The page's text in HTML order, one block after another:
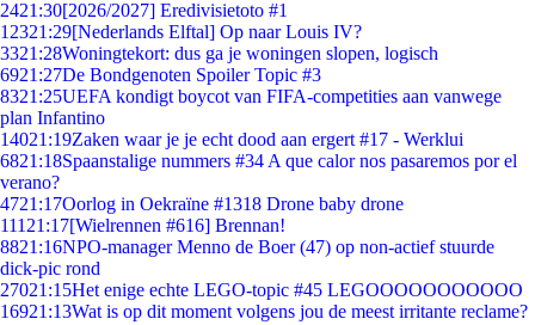
2421:30[2026/2027] Eredivisietoto #1
12321:29[Nederlands Elftal] Op naar Louis IV?
3321:28Woningtekort: dus ga je woningen slopen, logisch
6921:27De Bondgenoten Spoiler Topic #3
8321:25UEFA kondigt boycot van FIFA-competities aan vanwege
plan Infantino
14021:19Zaken waar je je echt dood aan ergert #17 - Werklui
6821:18Spaanstalige nummers #34 A que calor nos pasaremos por el
verano?
4721:17Oorlog in Oekraïne #1318 Drone baby drone
111 21:17[Wielrennen #616] Brennan!
8821:16NPO-manager Menno de Boer (47) op non-actief stuurde
dick-pic rond
27021:15Het enige echte LEGO-topic #45 LEGOOOOOOOOOOO
16921:13Wat is op dit moment volgens jou de meest irritante reclame?